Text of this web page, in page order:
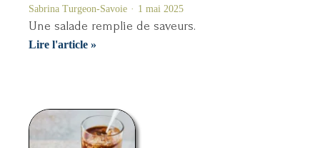
Sabrina Turgeon-Savoie 1 mai 2025
Une salade remplie de saveurs.
Lire l'article »
tzatziki
maison